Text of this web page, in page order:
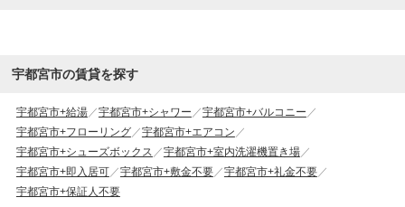
宇都宮市の賃貸を探す
宇都宮市+給湯 宇都宮市+シャワー
宇都宮市+バルコニー
宇都宮市+フローリング
宇都宮市+エアコン
宇都宮市+シューズボックス
宇都宮市+室内洗濯機置き場
宇都宮市+即入居可
宇都宮市+敷金不要
宇都宮市+礼金不要
宇都宮市+保証人不要